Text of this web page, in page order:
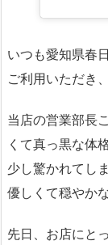
いつも愛知県春
ご利用いただき
当店の営業部長こ
くて真っ黒な体
少し驚かれてし
優しくて穏やか
先日、お店にと